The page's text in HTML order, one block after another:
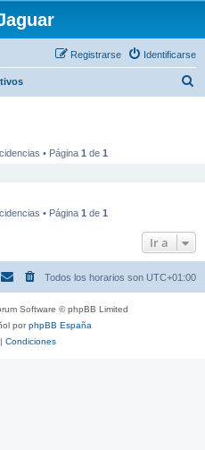
Identificarse
Registrarse
• Página 1 de 1
• Página 1 de 1
Ir a
Todos los horarios son UTC+01:00
Software © phpBB Limited
porphpBB España
| Condiciones